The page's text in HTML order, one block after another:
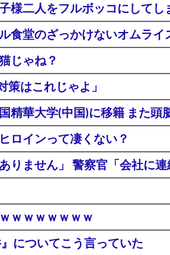
様二人をフルボッコにしてし
食堂のざっかけないオムラ
じゃね？
はこれじゃよ」
精華大学(中国)に移籍 また頭
ロインって凄くない？
ません」 警察官「会社に連
ｗｗｗｗｗｗｗ
についてこう言っていた